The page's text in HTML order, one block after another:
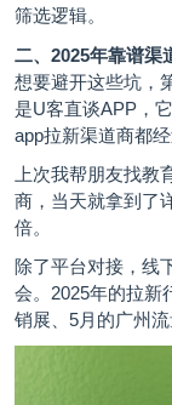
筛选逻辑。
二、2025年靠谱渠
想要避开这些坑，
是U客直谈APP，
app拉新渠道商都经
上次我帮朋友找教
商，当天就拿到了
倍。
除了平台对接，线
会。2025年的拉新
销展、5月的广州